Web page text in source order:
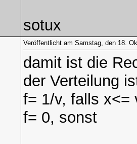
sotux
Veröffentlicht am Samstag, den 18.
damit ist die
der Verteilung
f= 1/v, falls x<=
f= 0, sonst